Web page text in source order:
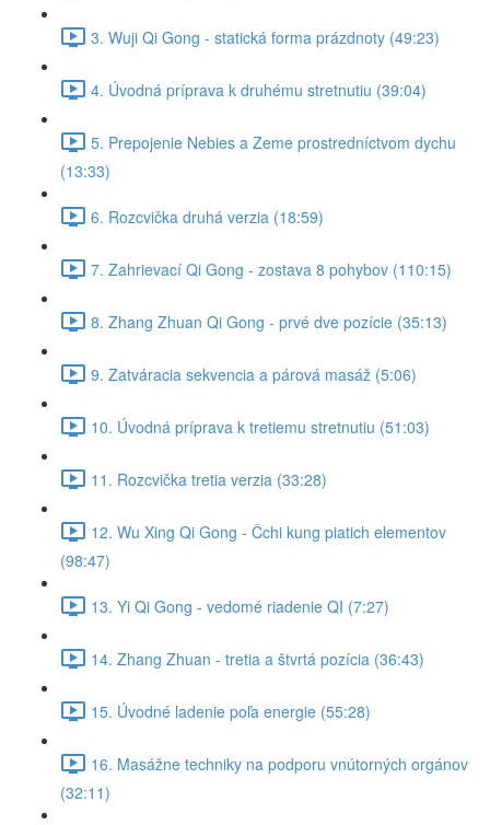
3. Wuji Qi Gong - statická forma prázdnoty (49:23)
4. Úvodná príprava k druhému stretnutiu (39:04)
5. Prepojenie Nebies a Zeme prostredníctvom dychu
(13:33)
6. Rozcvička druhá verzia (18:59)
7. Zahrievací Qi Gong - zostava 8 pohybov (110:15)
8. Zhang Zhuan Qi Gong - prvé dve pozície (35:13)
9. Zatváracia sekvencia a párová masáž (5:06)
10. Úvodná príprava k tretiemu stretnutiu (51:03)
11. Rozcvička tretia verzia (33:28)
12. Wu Xing Qi Gong - Čchi kung piatich elementov
(98:47)
13. Yi Qi Gong - vedomé riadenie QI (7:27)
14. Zhang Zhuan - tretia a štvrtá pozícia (36:43)
15. Úvodné ladenie poľa energie (55:28)
16. Masážne techniky na podporu vnútorných orgánov
(32:11)